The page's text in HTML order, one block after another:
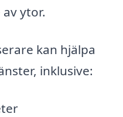
ytor.
kan hjälpa
inklusive: